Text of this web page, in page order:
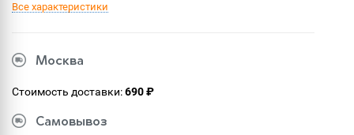
Все характеристики
Москва
Стоимость доставки:690 ₽
Самовывоз